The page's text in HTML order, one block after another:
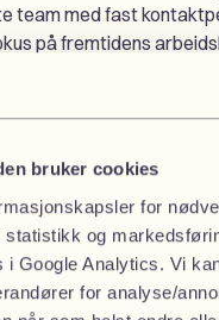
bruker cookies
for
statistikk og
i Google Analytics. Vi
for analyse/
team med fast
på fremtidens
for næring
mva.)